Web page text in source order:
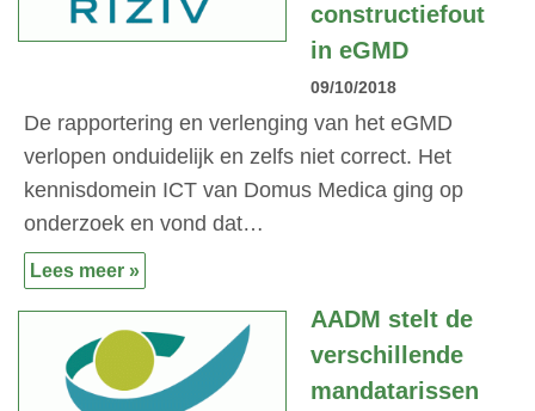
constructiefout
in eGMD
09/10/2018
De rapportering en verlenging van het eGMD
verlopen onduidelijk en zelfs niet correct. Het
kennisdomein ICT van Domus Medica ging op
onderzoek en vond dat…
Lees meer »
AADM stelt de
verschillende
mandatarissen